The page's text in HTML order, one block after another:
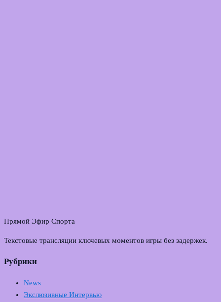
Прямой Эфир Спорта
Текстовые трансляции ключевых моментов игры без задержек.
Рубрики
News
Экслюзивные Интервью